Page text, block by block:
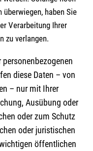
haben Sie
Verarbeitung Ihrer
zu verlangen.
diese Daten – von
– nur mit Ihrer
Ausübung oder
oder zum Schutz
oder juristischen
öffentlichen